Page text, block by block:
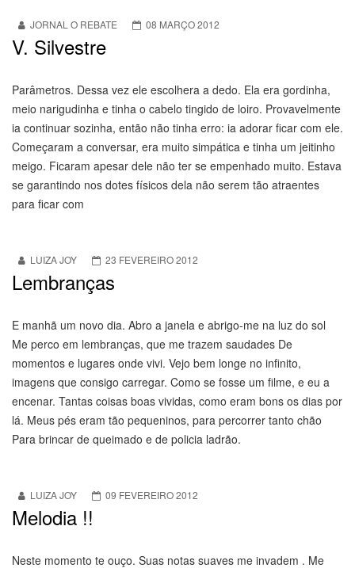
JORNAL O REBATE 08 MARÇO 2012
V. Silvestre
Parâmetros. Dessa vez ele escolhera a dedo. Ela era gordinha,
meio narigudinha e tinha o cabelo tingido de loiro. Provavelmente
ia continuar sozinha, então não tinha erro: ia adorar ficar com ele.
Começaram a conversar, era muito simpática e tinha um jeitinho
meigo. Ficaram apesar dele não ter se empenhado muito. Estava
se garantindo nos dotes físicos dela não serem tão atraentes
para ficar com
LUIZA JOY 23 FEVEREIRO 2012
Lembranças
E manhã um novo dia. Abro a janela e abrigo-me na luz do sol
Me perco em lembranças, que me trazem saudades De
momentos e lugares onde vivi. Vejo bem longe no infinito,
imagens que consigo carregar. Como se fosse um filme, e eu a
encenar. Tantas coisas boas vividas, como eram bons os dias por
lá. Meus pés eram tão pequeninos, para percorrer tanto chão
Para brincar de queimado e de policia ladrão.
LUIZA JOY 09 FEVEREIRO 2012
Melodia !!
Neste momento te ouço. Suas notas suaves me invadem . Me